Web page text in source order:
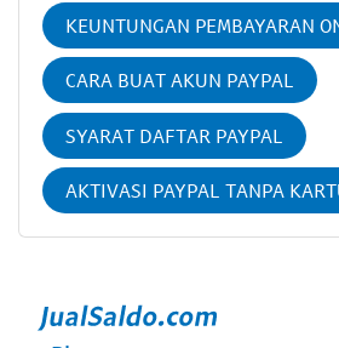
KEUNTUNGAN PEMBAYARAN
CARA BUAT AKUN PAYPAL
SYARAT DAFTAR PAYPAL
AKTIVASI PAYPAL TANPA